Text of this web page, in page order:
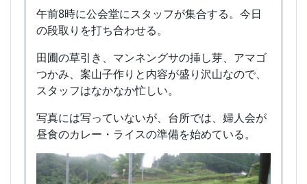
午前8時に公会堂にスタッフが集合する。今日
の段取りを打ち合わせる。
田圃の草引き、マンネングサの挿し芽、アマゴ
つかみ、案山子作りと内容が盛り沢山なので、
スタッフはなかなか忙しい。
写真には写っていないが、台所では、婦人会が
昼食のカレー・ライスの準備を始めている。